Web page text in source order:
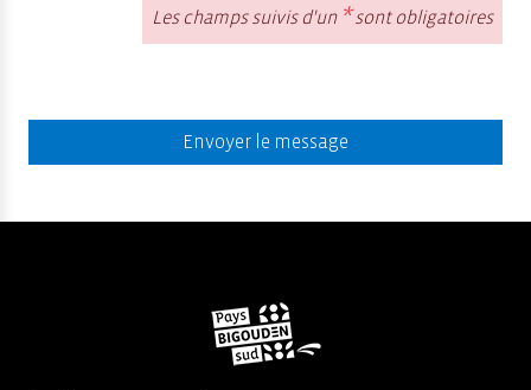
Les champs suivis d'un *sont obligatoires
Envoyer le message